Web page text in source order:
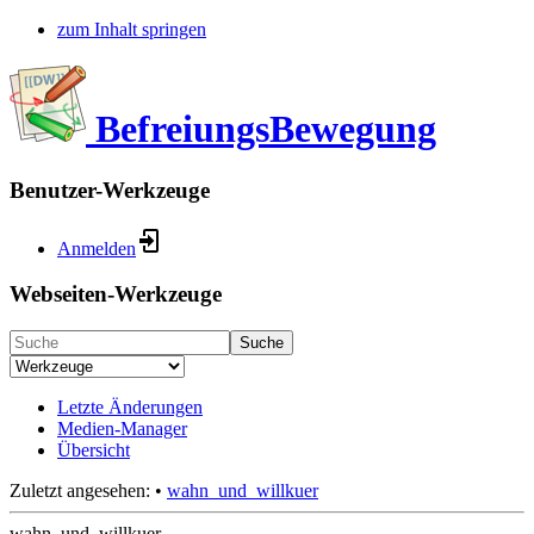
zum Inhalt springen
BefreiungsBewegung
Benutzer-Werkzeuge
Anmelden
Webseiten-Werkzeuge
Suche
Letzte Änderungen
Medien-Manager
Übersicht
Zuletzt angesehen: • wahn_und_willkuer